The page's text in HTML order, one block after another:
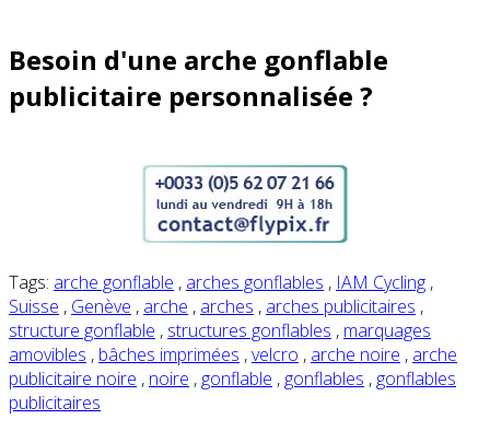
Besoin d'une arche gonflable
publicitaire personnalisée ?
Tags: arche gonflable , arches gonflables , IAM Cycling ,
Suisse , Genève , arche , arches , arches publicitaires ,
structure gonflable , structures gonflables , marquages
amovibles , bâches imprimées ,velcro , arche noire , arche
publicitaire noire , noire , gonflable , gonflables , gonflables
publicitaires